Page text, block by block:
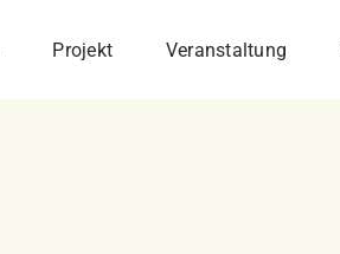
Projekt Veranstaltung